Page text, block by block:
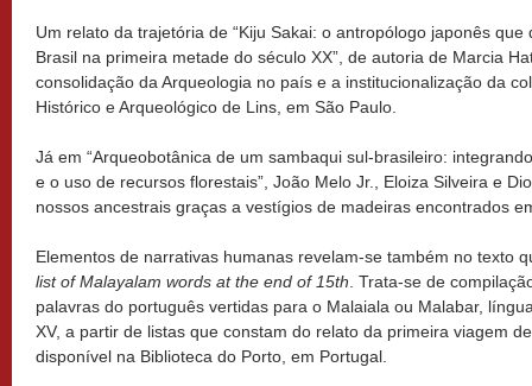
Um relato da trajetória de “Kiju Sakai: o antropólogo japonês
Brasil na primeira metade do século XX”, de autoria de Marcia
consolidação da Arqueologia no país e a institucionalização da
Histórico e Arqueológico de Lins, em São Paulo.
Já em “Arqueobotânica de um sambaqui sul-brasileiro:
e o uso de recursos florestais”, João Melo Jr., Eloiza Silveira e
nossos ancestrais graças a vestígios de madeiras encontrados
Elementos de narrativas humanas revelam-se também no texto
list of Malayalam words at the end of 15th . Trata-se de
palavras do português vertidas para o Malaiala ou Malabar,
XV, a partir de listas que constam do relato da primeira viagem
disponível na Biblioteca do Porto, em Portugal.